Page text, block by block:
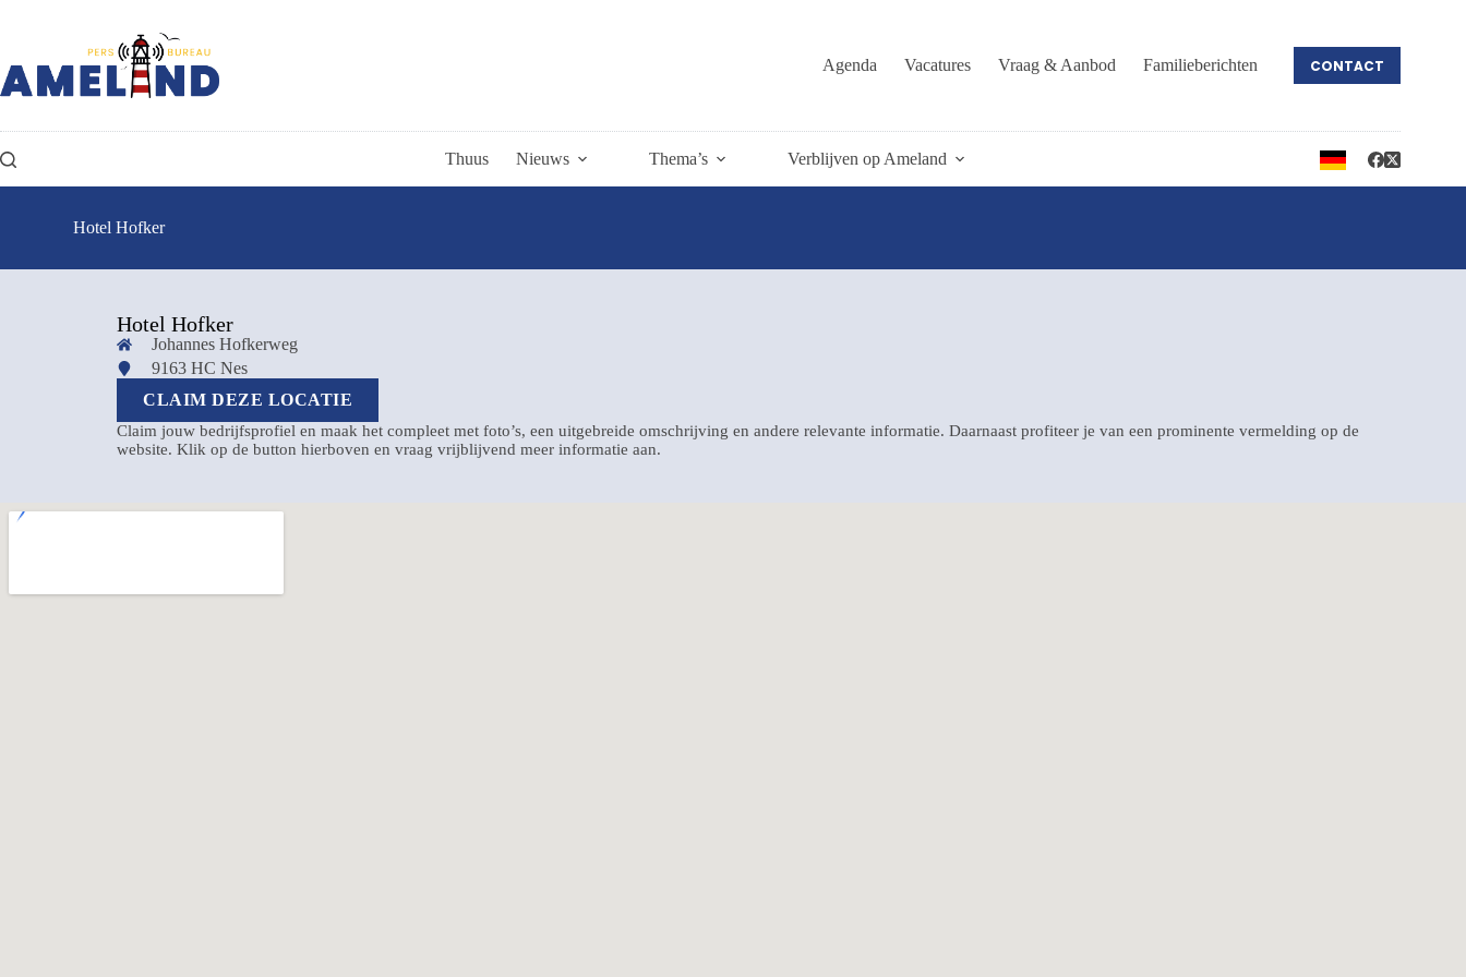
Agenda Vacatures Vraag & Aanbod Familieberichten CONTACT
Thuus Nieuws Thema’s Verblijven op Ameland
Hotel Hofker
Hotel Hofker
Johannes Hofkerweg
9163 HC Nes
CLAIM DEZE LOCATIE
Claim jouw bedrijfsprofiel en maak het compleet met foto’s, een uitgebreide omschrijving en andere relevante informatie. Daarnaast profiteer je van een prominente vermelding op de
website. Klik op de button hierboven en vraag vrijblijvend meer informatie aan.